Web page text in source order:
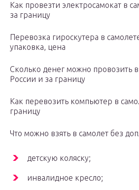
Как провезти электросамокат в
за границу
Перевозка гироскутера в
упаковка, цена
Сколько денег можно провозить
России и за границу
Как перевозить компьютер в
границу
Что можно взять в самолет без
детскую коляску;
инвалидное кресло;